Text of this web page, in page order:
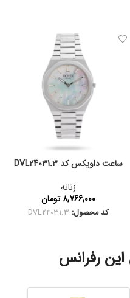
ساعت داویکس کد DVL24031.3
زنانه
8,766,000 تومان
کد محصول: DVL24031.3
رفرانس